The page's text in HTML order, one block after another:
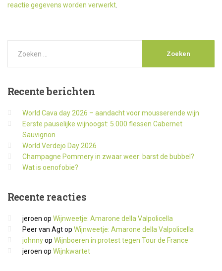
reactie gegevens worden verwerkt
Recenteberichten
World Cava day 2026 – aandacht voor mousserende wijn
Eerste pauselijke wijnoogst: 5.000 flessen Cabernet
Sauvignon
World Verdejo Day 2026
Champagne Pommery in zwaar weer: barst de bubbel?
Wat is oenofobie?
Recente reacties
jeroen op Wijnweetje: Amarone della Valpolicella
Peer van Agtop Wijnweetje: Amarone della Valpolicella
johnnyop Wijnboeren in protest tegen Tour de France
jeroen op Wijnkwartet